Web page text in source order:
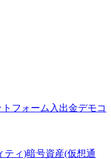
フォーム 入出金デモコ
ティ)暗号資産(仮想通